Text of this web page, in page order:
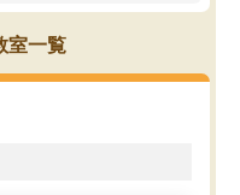
の
ション内容になっていま
選抜を通して将来自分が
を社会人として働いてい
室一覧